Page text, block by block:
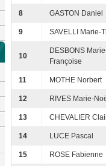
8 GASTON Daniel
9 SAVELLI Marie-
10
DESBONS
Françoise
11 MOTHE Norbert
12 RIVES Marie-
13 CHEVALIER
14 LUCE Pascal
15 ROSE Fabienne